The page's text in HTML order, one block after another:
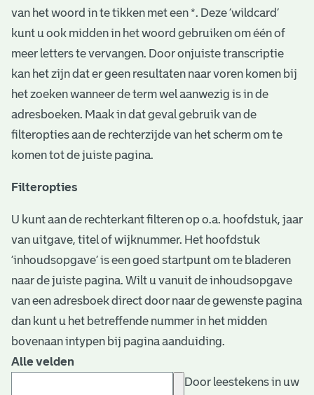
van het woord in te tikken met een *. Deze ‘wildcard’
kunt u ook midden in het woord gebruiken om één of
meer letters te vervangen. Door onjuiste transcriptie
kan het zijn dat er geen resultaten naar voren komen bij
het zoeken wanneer de term wel aanwezig is in de
adresboeken. Maak in dat geval gebruik van de
filteropties aan de rechterzijde van het scherm om te
komen tot de juiste pagina.
Filteropties
U kunt aan de rechterkant filteren op o.a. hoofdstuk, jaar
van uitgave, titel of wijknummer. Het hoofdstuk
‘inhoudsopgave’ is een goed startpunt om te bladeren
naar de juiste pagina. Wilt u vanuit de inhoudsopgave
van een adresboek direct door naar de gewenste pagina
dan kunt u het betreffende nummer in het midden
bovenaan intypen bij pagina aanduiding.
Alle velden
Door leestekens in uw